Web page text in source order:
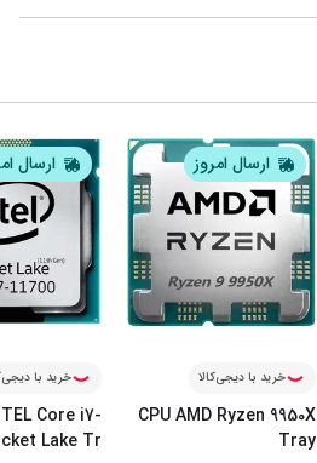
ارسال امروز
خرید با دیجی‌کالا
CPU AMD Ryzen 9950X
Tray
ارسال
خرید با
Core i7-
Lake Tr